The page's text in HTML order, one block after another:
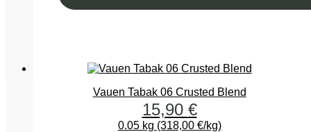
Vauen Tabak 06 Crusted Blend
15,90 €
0.05 kg (318,00 €/kg)